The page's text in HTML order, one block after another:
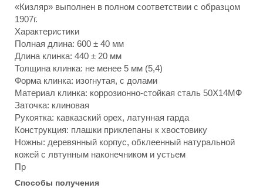
«Кизляр» выполнен в полном соответствии с образцом
1907г.
Характеристики
Полная длина: 600 ± 40 мм
Длина клинка: 440 ± 20 мм
Толщина клинка: не менее 5 мм (5,4)
Форма клинка: изогнутая, с долами
Материал клинка: коррозионно-стойкая сталь 50Х14МФ
Заточка: клиновая
Рукоятка: кавказский орех, латунная гарда
Конструкция: плашки приклепаны к хвостовику
Ножны: деревянный корпус, обклеенный натуральной
кожей с лвтунным наконечником и устьем
Пр
Способы получения